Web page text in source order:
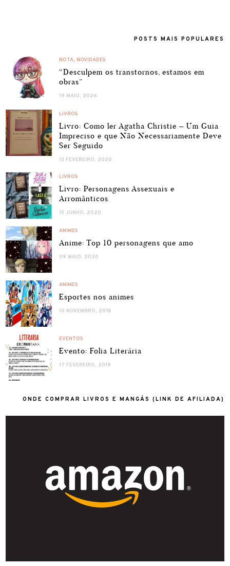
POSTS MAIS POPULARES
NOTA,NOVIDADES
“Desculpem os transtornos, estamos em
obras”
19 MAIO, 2026
LIVROS
Livro: Como ler Agatha Christie – Um Guia
Impreciso e que Não Necessariamente Deve
Ser Seguido
13 FEVEREIRO, 2020
LIVROS
Livro: Personagens Assexuais e
Arromânticos
15 JUNHO, 2020
ANIMES
Anime: Top 10 personagens que amo
09 MAIO, 2020
ANIMES
Esportes nos animes
10 NOVEMBRO, 2018
EVENTOS
Evento: Folia Literária
17 FEVEREIRO, 2019
ONDE COMPRAR LIVROS E MANGÁS (LINK DE AFILIADA)